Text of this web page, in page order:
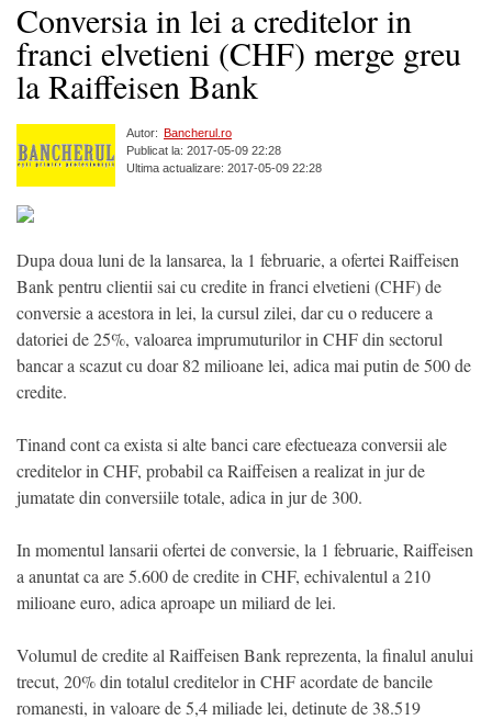
Conversia in lei a creditelor in
franci elvetieni (CHF) merge greu
la Raiffeisen Bank
Autor: Bancherul.ro
Publicat la: 2017-05-09 22:28
Ultima actualizare: 2017-05-09 22:28
Dupa doua luni de la lansarea, la 1 februarie, a ofertei Raiffeisen
Bank pentru clientii sai cu credite in franci elvetieni (CHF) de
conversie a acestora in lei, la cursul zilei, dar cu o reducere a
datoriei de 25%, valoarea imprumuturilor in CHF din sectorul
bancar a scazut cu doar 82 milioane lei, adica mai putin de 500 de
credite.
Tinand cont ca exista si alte banci care efectueaza conversii ale
creditelor in CHF, probabil ca Raiffeisen a realizat in jur de
jumatate din conversiile totale, adica in jur de 300.
In momentul lansarii ofertei de conversie, la 1 februarie, Raiffeisen
a anuntat ca are 5.600 de credite in CHF, echivalentul a 210
milioane euro, adica aproape un miliard de lei.
Volumul de credite al Raiffeisen Bank reprezenta, la finalul anului
trecut, 20% din totalul creditelor in CHF acordate de bancile
romanesti, in valoare de 5,4 miliade lei, detinute de 38.519